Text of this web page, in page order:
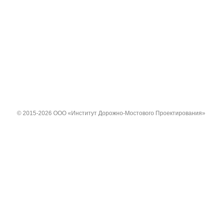
© 2015-2026 ООО «Институт Дорожно-Мостового Проектирования»